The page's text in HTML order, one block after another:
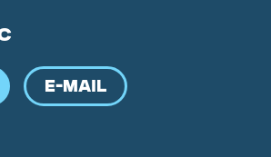
E-MAIL